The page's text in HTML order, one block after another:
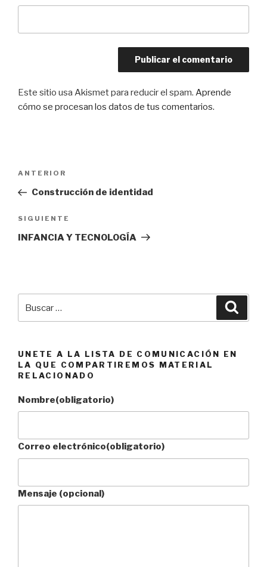
Este sitio usa Akismet para reducir el spam. Aprende
cómo se procesan los datos de tus comentarios.
entradas
Entrada
anterior:
ANTERIOR
Construcción de identidad
Siguiente
entrada
SIGUIENTE
INFANCIA Y TECNOLOGÍA
por:
UNETE A LA LISTA DE COMUNICACIÓN EN
LA QUE COMPARTIREMOS MATERIAL
RELACIONADO
Nombre(obligatorio)
Correo electrónico(obligatorio)
Mensaje (opcional)